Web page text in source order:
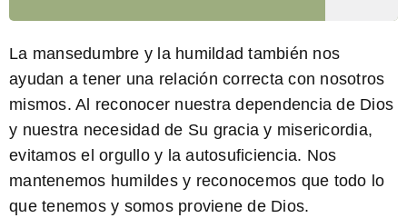
La mansedumbre y la humildad también nos
ayudan a tener una relación correcta con nosotros
mismos. Al reconocer nuestra dependencia de Dios
y nuestra necesidad de Su gracia y misericordia,
evitamos el orgullo y la autosuficiencia. Nos
mantenemos humildes y reconocemos que todo lo
que tenemos y somos proviene de Dios.